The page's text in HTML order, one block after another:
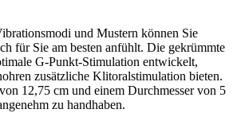
und Mustern können Sie
für Sie am besten anfühlt. Die gekrümmte
G-Punkt-Stimulation entwickelt,
zusätzliche Klitoralstimulation bieten.
12,75 cm und einem Durchmesser von 5
zu handhaben.